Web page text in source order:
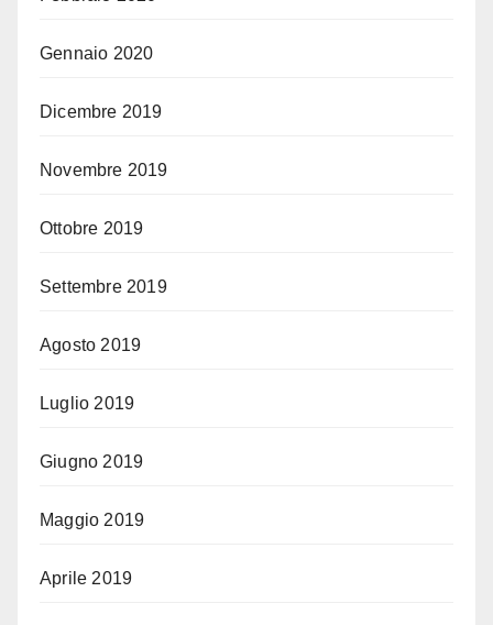
Gennaio 2020
Dicembre 2019
Novembre 2019
Ottobre 2019
Settembre 2019
Agosto 2019
Luglio 2019
Giugno 2019
Maggio 2019
Aprile 2019